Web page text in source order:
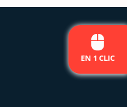
EN 1 CLIC